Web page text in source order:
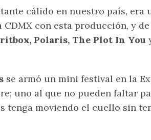
cálido en nuestro país, era
CDMX con esta producción, y
Polaris, The Plot In You
se armó un mini festival en la
uno al que no pueden faltar
tenga moviendo el cuello sin